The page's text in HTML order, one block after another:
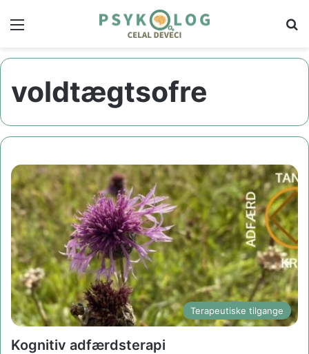
voldtægtsofre
Terapeutiske tilgange
Kognitiv adfærdsterapi